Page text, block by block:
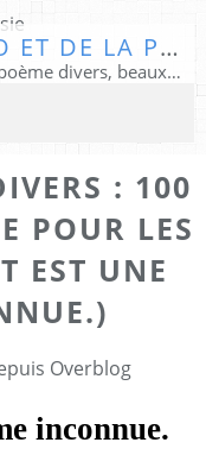
LE MONDE DE LA PHILO ET DE LA POÉSIE
Extraits de livres lus, poèmes perso, poème divers, beaux textes...
: 100
POUR LES
EST UNE
Overblog
inconnue.